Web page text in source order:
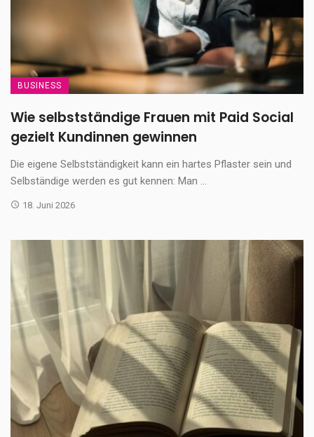
BUSINESS
Wie selbstständige Frauen mit Paid Social
gezielt Kundinnen gewinnen
Die eigene Selbstständigkeit kann ein hartes Pflaster sein und
Selbständige werden es gut kennen: Man ...
18. Juni 2026